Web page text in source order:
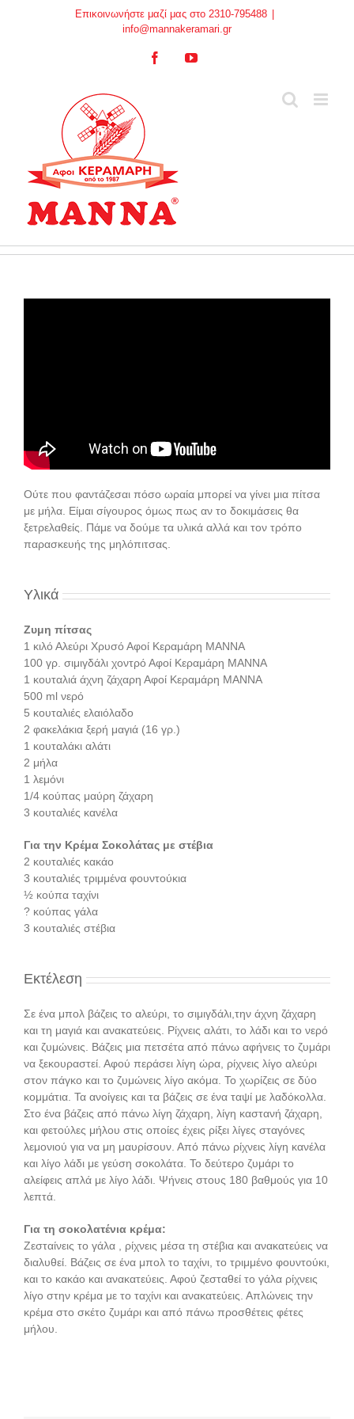
Επικοινωνήστε μαζί μας στο 2310-795488
info@mannakeramari.gr
FacebookYouTube
Ούτε που φαντάζεσαι πόσο ωραία μπορεί να γίνει μια πίτσα
με μήλα. Είμαι σίγουρος όμως πως αν το δοκιμάσεις θα
ξετρελαθείς. Πάμε να δούμε τα υλικά αλλά και τον τρόπο
παρασκευής της μηλόπιτσας.
Υλικά
Ζυμη πίτσας
1 κιλό Αλεύρι Χρυσό Αφοί Κεραμάρη ΜΑΝΝΑ
100 γρ. σιμιγδάλι χοντρό Αφοί Κεραμάρη ΜΑΝΝΑ
1 κουταλιά άχνη ζάχαρη Αφοί Κεραμάρη ΜΑΝΝΑ
500 ml νερό
5 κουταλιές ελαιόλαδο
2 φακελάκια ξερή μαγιά (16 γρ.)
1 κουταλάκι αλάτι
2 μήλα
1 λεμόνι
1/4 κούπας μαύρη ζάχαρη
3 κουταλιές κανέλα
Για την Κρέμα Σοκολάτας με στέβια
2 κουταλιές κακάο
3 κουταλιές τριμμένα φουντούκια
½ κούπα ταχίνι
? κούπας γάλα
3 κουταλιές στέβια
Εκτέλεση
Σε ένα μπολ βάζεις το αλεύρι, το σιμιγδάλι,την άχνη ζάχαρη
και τη μαγιά και ανακατεύεις. Ρίχνεις αλάτι, το λάδι και το νερό
και ζυμώνεις. Βάζεις μια πετσέτα από πάνω αφήνεις το ζυμάρι
να ξεκουραστεί. Αφού περάσει λίγη ώρα, ρίχνεις λίγο αλεύρι
στον πάγκο και το ζυμώνεις λίγο ακόμα. Το χωρίζεις σε δύο
κομμάτια. Τα ανοίγεις και τα βάζεις σε ένα ταψί με λαδόκολλα.
Στο ένα βάζεις από πάνω λίγη ζάχαρη, λίγη καστανή ζάχαρη,
και φετούλες μήλου στις οποίες έχεις ρίξει λίγες σταγόνες
λεμονιού για να μη μαυρίσουν. Από πάνω ρίχνεις λίγη κανέλα
και λίγο λάδι με γεύση σοκολάτα. Το δεύτερο ζυμάρι το
αλείφεις απλά με λίγο λάδι. Ψήνεις στους 180 βαθμούς για 10
λεπτά.
Για τη σοκολατένια κρέμα:
Ζεσταίνεις το γάλα , ρίχνεις μέσα τη στέβια και ανακατεύεις να
διαλυθεί. Βάζεις σε ένα μπολ το ταχίνι, το τριμμένο φουντούκι,
και το κακάο και ανακατεύεις. Αφού ζεσταθεί το γάλα ρίχνεις
λίγο στην κρέμα με το ταχίνι και ανακατεύεις. Απλώνεις την
κρέμα στο σκέτο ζυμάρι και από πάνω προσθέτεις φέτες
μήλου.